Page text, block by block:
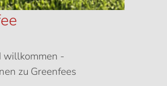
willkommen -
zu Greenfees